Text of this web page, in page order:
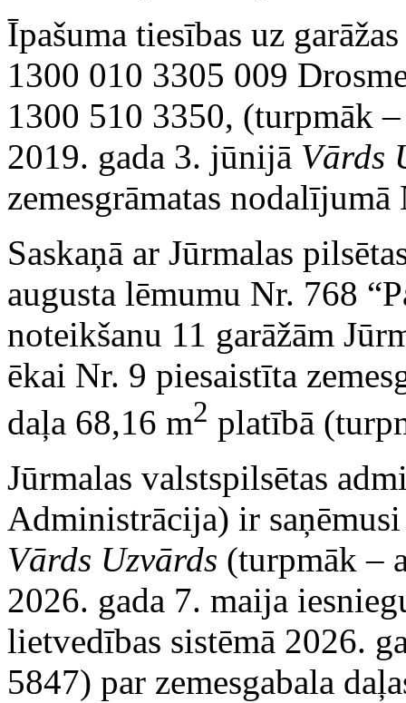
Īpašuma tiesības uz
1300 010 3305 009
1300 510 3350, (turpmāk
2019. gada 3. jūnijā Vārds
zemesgrāmatas
Saskaņā ar Jūrmalas
augusta lēmumu Nr. 768
noteikšanu 11 garāžām
ēkai Nr. 9 piesaistīta
daļa 68,16 m2 platībā
Jūrmalas valstspilsētas
Administrācija) ir saņēmusi
Vārds Uzvārds (turpmāk –
2026. gada 7. maija
lietvedības sistēmā 2026.
5847) par zemesgabala